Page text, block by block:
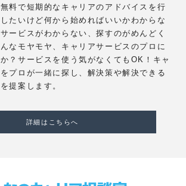
料で短期的なキャリアのアドバイスを行
たいけど何から始めればいいかわからな
ービスがわからない、探すのがめんどく
なモヤモヤ、キャリアサービスのプロに
？サービスを使う気がなくてもOK！キャ
プロが一緒に探し、解決策や解決できる
提案します。
詳細はこちらへ